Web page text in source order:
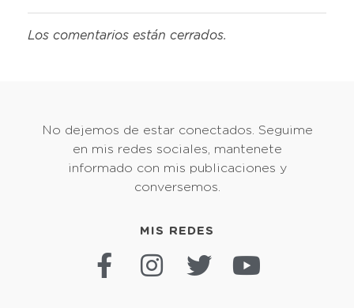
Los comentarios están cerrados.
No dejemos de estar conectados. Seguime
en mis redes sociales, mantenete
informado con mis publicaciones y
conversemos.
MIS REDES